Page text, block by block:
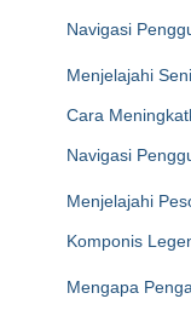
Navigasi
Menjelajahi
Cara
Navigasi
Menjelajahi
Komponis
Mengapa